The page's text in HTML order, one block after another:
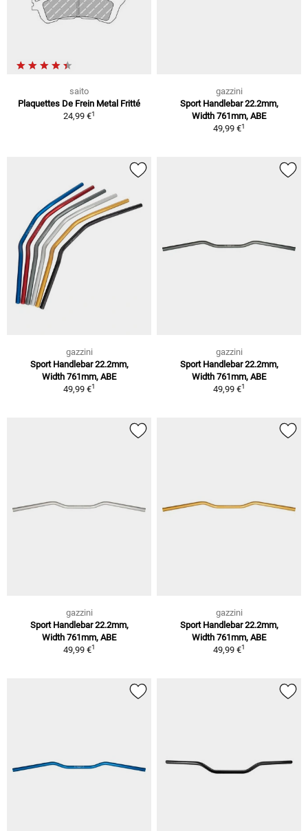
saito
Plaquettes De Frein Metal Fritté
24,99 €1
gazzini
Sport Handlebar 22.2mm,
Width 761mm, ABE
49,99 €1
gazzini
Sport Handlebar 22.2mm,
Width 761mm, ABE
49,99 €1
gazzini
Sport Handlebar 22.2mm,
Width 761mm, ABE
49,99 €1
gazzini
Sport Handlebar 22.2mm,
Width 761mm, ABE
49,99 €1
gazzini
Sport Handlebar 22.2mm,
Width 761mm, ABE
49,99 €1